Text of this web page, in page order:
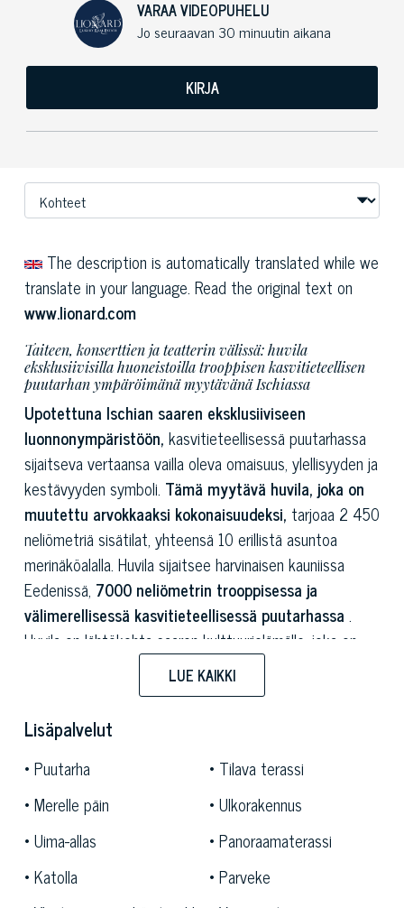
VARAA VIDEOPUHELU
Jo seuraavan 30 minuutin aikana
KIRJA
The description is automatically translated while we
translate in your language. Read the original text on
www.lionard.com
Taiteen, konserttien ja teatterin välissä: huvila
eksklusiivisilla huoneistoilla trooppisen kasvitieteellisen
puutarhan ympäröimänä myytävänä Ischiassa
Upotettuna Ischian saaren eksklusiiviseen
luonnonympäristöön, kasvitieteellisessä puutarhassa
sijaitseva vertaansa vailla oleva omaisuus, ylellisyyden ja
kestävyyden symboli. Tämä myytävä huvila, joka on
muutettu arvokkaaksi kokonaisuudeksi, tarjoaa 2 450
neliömetriä sisätilat, yhteensä 10 erillistä asuntoa
merinäköalalla. Huvila sijaitsee harvinaisen kauniissa
Eedenissä, 7000 neliömetrin trooppisessa ja
välimerellisessä kasvitieteellisessä puutarhassa .
Huvila on lähtökohta saaren kulttuurielämälle, joka on
kuuluisa vilkkaasta kulttuurikeskuksesta, jossa on tiloja
näyttelyille, konferensseille, teatteriesityksille ja
konserteille.
Ischia, saari, joka on kuuluisa rehevästä luonnostaan,
lämpökylpylöistään ja unohtumattomista maisemistaan,
toivottaa tämän huvilan tervetulleeksi strategiseen
sijaintiin:se sijaitsee Forio d'Ischian ja kuuluisien Cava
dell'Isolan ja Citaran rantojen välissä, jase takaa
lumoavan näköalan, jota rikastuttaa joitakin maailman
LUE KAIKKI
Lisäpalvelut
Puutarha
Tilava terassi
Merelle päin
Ulkorakennus
Uima-allas
Panoraamaterassi
Katolla
Parveke